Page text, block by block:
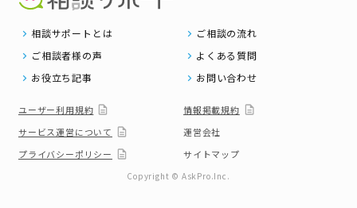
相談サポートとは
ご相談の流れ
ご相談者様の声
よくある質問
お役立ち記事
お問い合わせ
ユーザー利用規約
情報掲載規約
サービス運営について
運営会社
プライバシーポリシー
サイトマップ
Copyright © AskPro.Inc.